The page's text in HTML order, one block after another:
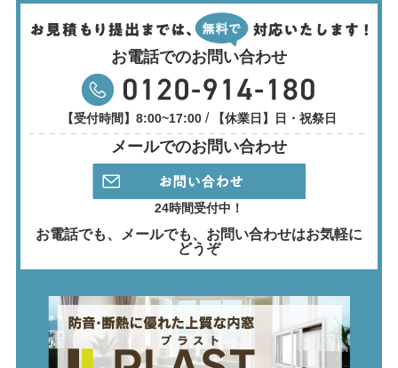
お電話でのお問い合わせ
【受付時間】8:00~17:00 / 【休業日】日・祝祭日
メールでのお問い合わせ
24時間受付中！
お電話でも、メールでも、 お問い合わせはお気軽に
どうぞ